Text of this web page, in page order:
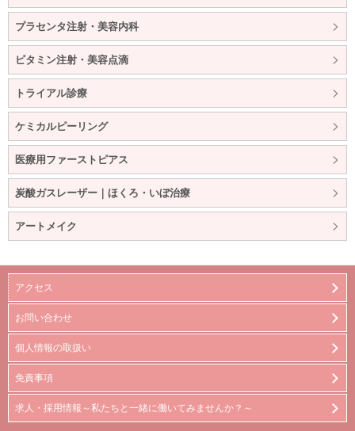
プラセンタ注射・美容内科
ビタミン注射・美容点滴
トライアル診療
ケミカルピーリング
医療用ファーストピアス
炭酸ガスレーザー｜ほくろ・いぼ治療
アートメイク
アクセス
お問い合わせ
個人情報の取扱い
免責事項
求人・採用情報～私たちと一緒に働いてみませんか？～